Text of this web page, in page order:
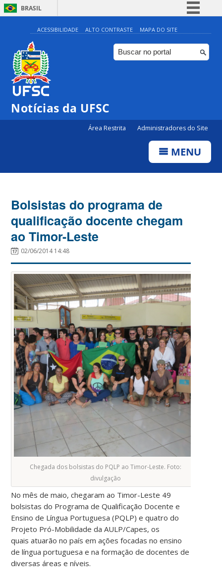
BRASIL
Simplifique!
Comunica BR
Participe
ACESSIBILIDADE ALTO CONTRASTE MAPA DO SITE
Notícias da UFSC
Área Restrita Administradores do Site
MENU
Bolsistas do programa de
qualificação docente chegam
ao Timor-Leste
02/06/2014 14:48
Chegada dos bolsistas do PQLP ao Timor-Leste. Foto:
divulgação
No mês de maio, chegaram ao Timor-Leste 49
bolsistas do Programa de Qualificação Docente e
Ensino de Língua Portuguesa (PQLP) e quatro do
Projeto Pró-Mobilidade da AULP/Capes, os
quais atuarão no país em ações focadas no ensino
de língua portuguesa e na formação de docentes de
diversas áreas e níveis.